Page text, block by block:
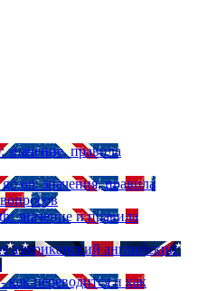
значение, правила
on: значения, правила
значение и правила
американский английский:
как переводится и как